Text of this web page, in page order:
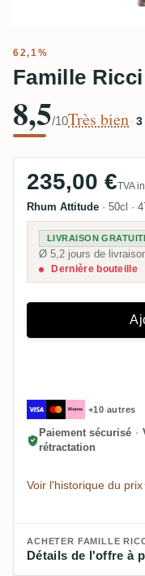
62,1%
Famille Ricci
8,5/10Très bien · 3
235,00 €TVA
Rhum Attitude · 50cl ·
LIVRAISON
Ø 5,2 jours de
Dernière bouteille
+10 autres
Paiement sécurisé ·
rétractation
Voir l'historique du prix
ACHETER FAMILLE
Détails de l'offre à